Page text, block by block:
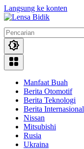
Langsung ke konten
Manfaat Buah
Berita Otomotif
Berita Teknologi
Berita Internasional
Nissan
Mitsubishi
Rusia
Ukraina